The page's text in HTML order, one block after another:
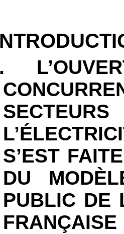
S’EST
DU
PUBLIC DE
FRANÇAISE